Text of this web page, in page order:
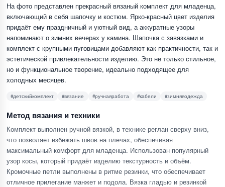
На фото представлен прекрасный вязаный комплект для младенца,
включающий в себя шапочку и костюм. Ярко-красный цвет изделия
придаёт ему праздничный и уютный вид, а аккуратные узоры
напоминают о зимних вечерах у камина. Шапочка с завязками и
комплект с крупными пуговицами добавляют как практичности, так и
эстетической привлекательности изделию. Это не только стильное,
но и функциональное творение, идеально подходящее для
холодных месяцев.
#детскийкомплект #вязание #ручнаяработа #кабели #зимняяодежда
Метод вязания и техники
Комплект выполнен ручной вязкой, в технике реглан сверху вниз,
что позволяет избежать швов на плечах, обеспечивая
максимальный комфорт для младенца. Использован популярный
узор косы, который придаёт изделию текстурность и объём.
Кромочные петли выполнены в ритме резинки, что обеспечивает
отличное прилегание манжет и подола. Вязка гладью и резинкой